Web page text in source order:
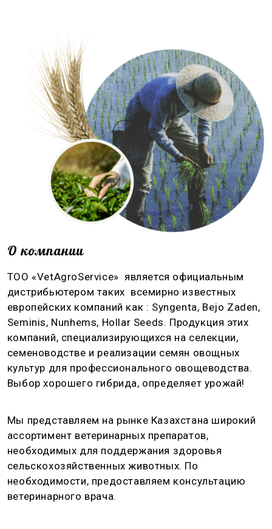
О компании
ТОО «VetAgroService» является официальным
дистрибьютером таких всемирно известных
европейских компаний как : Syngenta, Bejo Zaden,
Seminis, Nunhems, Hollar Seeds. Продукция этих
компаний, специализирующихся на селекции,
семеноводстве и реализации семян овощных
культур для профессионального овощеводства.
Выбор хорошего гибрида, определяет урожай!
Мы представляем на рынке Казахстана широкий
ассортимент ветеринарных препаратов,
необходимых для поддержания здоровья
сельскохозяйственных животных. По
необходимости, предоставляем консультацию
ветеринарного врача.